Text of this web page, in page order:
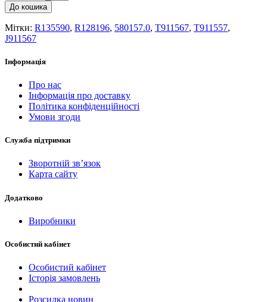
До кошика
Мітки: R135590, R128196, 580157.0, T911567, T911557,
J911567
Інформація
Про нас
Інформація про доставку
Політика конфіденційності
Умови згоди
Служба підтримки
Зворотній зв’язок
Карта сайту
Додатково
Виробники
Особистий кабінет
Особистий кабінет
Історія замовлень
Розсилка новин